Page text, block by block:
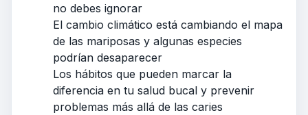
no debes ignorar
El cambio climático está cambiando el mapa
de las mariposas y algunas especies
podrían desaparecer
Los hábitos que pueden marcar la
diferencia en tu salud bucal y prevenir
problemas más allá de las caries